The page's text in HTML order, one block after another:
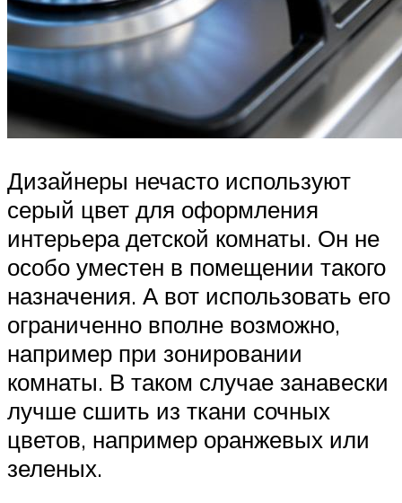
Дизайнеры нечасто используют
серый цвет для оформления
интерьера детской комнаты. Он не
особо уместен в помещении такого
назначения. А вот использовать его
ограниченно вполне возможно,
например при зонировании
комнаты. В таком случае занавески
лучше сшить из ткани сочных
цветов, например оранжевых или
зеленых.